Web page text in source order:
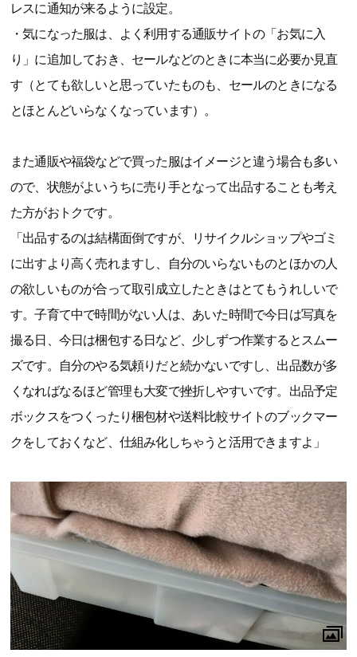
レスに通知が来るように設定。
・気になった服は、よく利用する通販サイトの「お気に入
り」に追加しておき、セールなどのときに本当に必要か見直
す（とても欲しいと思っていたものも、セールのときになる
とほとんどいらなくなっています）。
また通販や福袋などで買った服はイメージと違う場合も多い
ので、状態がよいうちに売り手となって出品することも考え
た方がおトクです。
「出品するのは結構面倒ですが、リサイクルショップやゴミ
に出すより高く売れますし、自分のいらないものとほかの人
の欲しいものが合って取引成立したときはとてもうれしいで
す。子育て中で時間がない人は、あいた時間で今日は写真を
撮る日、今日は梱包する日など、少しずつ作業するとスムー
ズです。自分のやる気頼りだと続かないですし、出品数が多
くなればなるほど管理も大変で挫折しやすいです。出品予定
ボックスをつくったり梱包材や送料比較サイトのブックマー
クをしておくなど、仕組み化しちゃうと活用できますよ」